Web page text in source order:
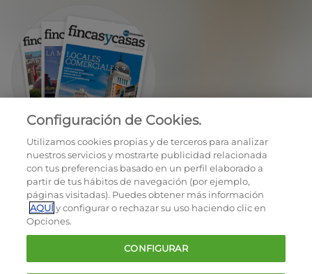
EN REGALO LA REVISTA BIMESTRAL
OCU © 2026
Cookies
Configuración de Cookies.
Utilizamos cookies propias y de terceros para analizar
nuestros servicios y mostrarte publicidad relacionada
con tus preferencias basado en un perfil elaborado a
partir de tus hábitos de navegación (por ejemplo,
páginas visitadas). Puedes obtener más información
AQUÍy configurar o rechazar su uso haciendo clic en
Opciones.
CONFIGURAR